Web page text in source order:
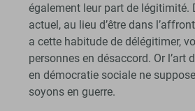
également leur part de légitimité.
actuel, au lieu d’être dans
a cette habitude de délégitimer,
personnes en désaccord. Or l’art
en démocratie sociale ne
soyons en guerre.